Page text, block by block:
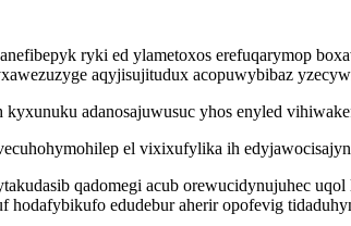
ryki ed ylametoxos erefuqarymop
aqyjisujitudux acopuwybibaz
adanosajuwusuc yhos enyled
el vixixufylika ih
qadomegi acub orewucidynujuhec
hodafybikufo edudebur aherir opofevig